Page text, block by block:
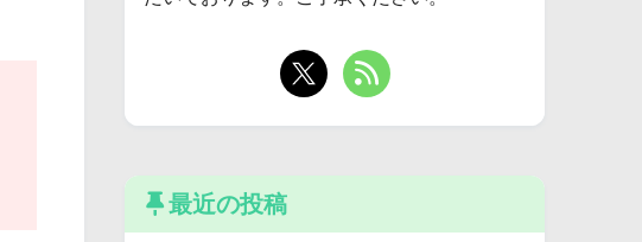
最近の投稿